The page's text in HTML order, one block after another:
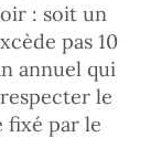
: soit un
pas 10
annuel qui
le
fixé par le